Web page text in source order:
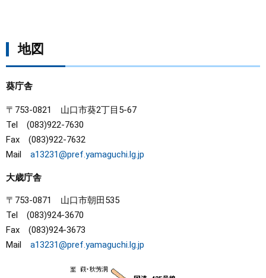
地図
葵庁舎
〒753-0821 山口市葵2丁目5-67
Tel (083)922-7630
Fax (083)922-7632
Mail a13231@pref.yamaguchi.lg.jp
大歳庁舎
〒753-0871 山口市朝田535
Tel (083)924-3670
Fax (083)924-3673
Mail a13231@pref.yamaguchi.lg.jp